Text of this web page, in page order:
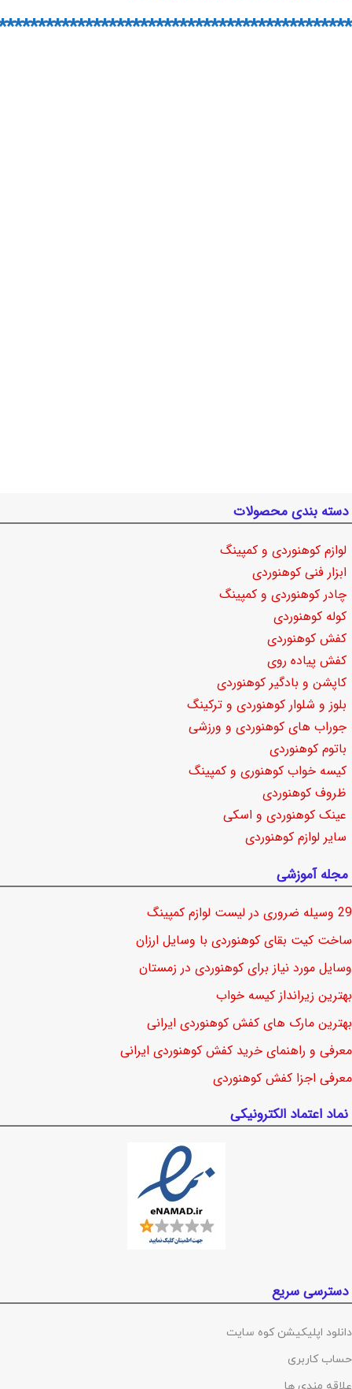
دسته بندی محصولات
لوازم کوهنوردی و کمپینگ
ابزار فنی کوهنوردی
چادر کوهنوردی و کمپینگ
کوله کوهنوردی
کفش کوهنوردی
کفش پیاده روی
کاپشن و بادگیر کوهنوردی
بلوز و شلوار کوهنوردی و ترکینگ
جوراب های کوهنوردی و ورزشی
باتوم کوهنوردی
کیسه خواب کوهنوری و کمپینگ
ظروف کوهنوردی
عینک کوهنوردی و اسکی
سایر لوازم کوهنوردی
مجله آموزشی
29 وسیله ضروری در لیست لوازم کمپینگ
ساخت کیت بقای کوهنوردی با وسایل ارزان
وسایل مورد نیاز برای کوهنوردی در زمستان
بهترین زیرانداز کیسه خواب
بهترین مارک های کفش کوهنوردی ایرانی
معرفی و راهنمای خرید کفش کوهنوردی ایرانی
معرفی اجزا کفش کوهنوردی
نماد اعتماد الکترونیکی
دسترسی سریع
دانلود اپلیکیشن کوه سایت
حساب کاربری
علاقه مندی ها